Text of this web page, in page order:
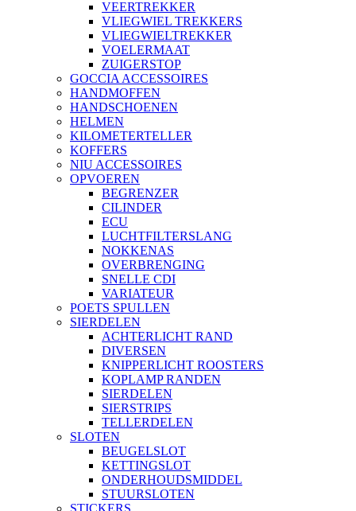
VEERTREKKER
VLIEGWIEL TREKKERS
VLIEGWIELTREKKER
VOELERMAAT
ZUIGERSTOP
GOCCIA ACCESSOIRES
HANDMOFFEN
HANDSCHOENEN
HELMEN
KILOMETERTELLER
KOFFERS
NIU ACCESSOIRES
OPVOEREN
BEGRENZER
CILINDER
ECU
LUCHTFILTERSLANG
NOKKENAS
OVERBRENGING
SNELLE CDI
VARIATEUR
POETS SPULLEN
SIERDELEN
ACHTERLICHT RAND
DIVERSEN
KNIPPERLICHT ROOSTERS
KOPLAMP RANDEN
SIERDELEN
SIERSTRIPS
TELLERDELEN
SLOTEN
BEUGELSLOT
KETTINGSLOT
ONDERHOUDSMIDDEL
STUURSLOTEN